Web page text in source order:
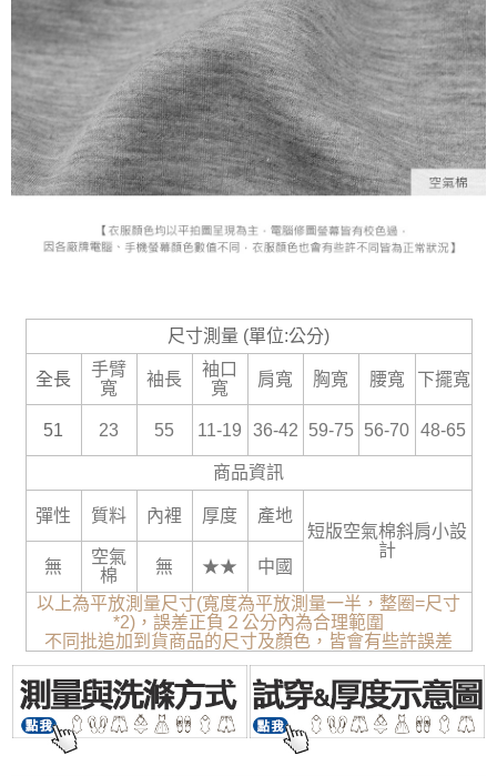
尺寸測量 (單位:公分)
全長
手臂
寬
袖長
袖口
寬
肩寬 胸寬 腰寬 下擺寬
51 23 55 11-19 36-42 59-75 56-70 48-65
商品資訊
彈性 質料 內裡 厚度
產地
短版空氣棉斜肩小設
計
無
空氣
棉
無 ★★
中國
以上為平放測量尺寸(寬度為平放測量一半，整圈=尺寸
*2)，誤差正負２公分內為合理範圍
不同批追加到貨商品的尺寸及顏色，皆會有些許誤差